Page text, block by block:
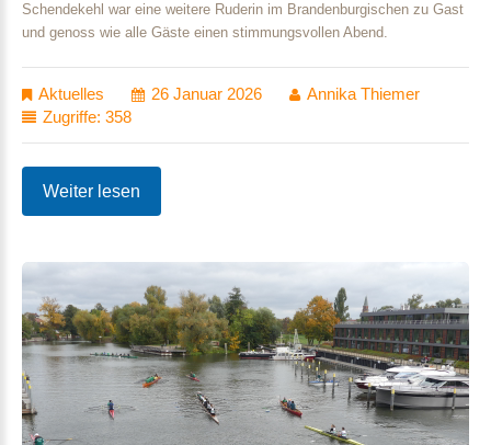
Schendekehl war eine weitere Ruderin im Brandenburgischen zu Gast
und genoss wie alle Gäste einen stimmungsvollen Abend.
Aktuelles 26 Januar 2026
Annika Thiemer
Zugriffe: 358
Weiter lesen